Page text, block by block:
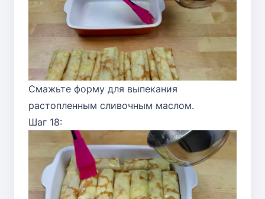
Смажьте форму для выпекания
растопленным сливочным маслом.
Шаг 18: